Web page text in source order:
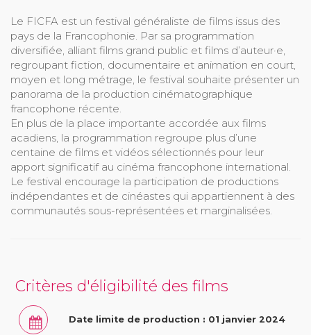
Le FICFA est un festival généraliste de films issus des
pays de la Francophonie. Par sa programmation
diversifiée, alliant films grand public et films d’auteur·e,
regroupant fiction, documentaire et animation en court,
moyen et long métrage, le festival souhaite présenter un
panorama de la production cinématographique
francophone récente.
En plus de la place importante accordée aux films
acadiens, la programmation regroupe plus d’une
centaine de films et vidéos sélectionnés pour leur
apport significatif au cinéma francophone international.
Le festival encourage la participation de productions
indépendantes et de cinéastes qui appartiennent à des
communautés sous-représentées et marginalisées.
Critères d'éligibilité des films
Date limite de production : 01 janvier 2024